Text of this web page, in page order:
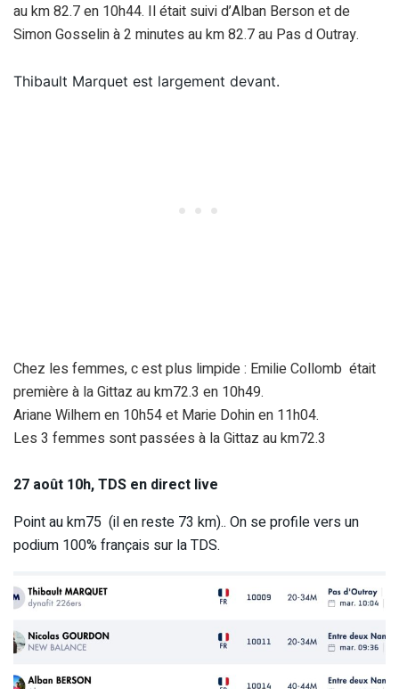
au km 82.7 en 10h44. Il était suivi d’Alban Berson et de
Simon Gosselin à 2 minutes au km 82.7 au Pas d Outray.
Thibault Marquet est largement devant.
Chez les femmes, c est plus limpide : Emilie Collomb était
première à la Gittaz au km72.3 en 10h49.
Ariane Wilhem en 10h54 et Marie Dohin en 11h04.
Les 3 femmes sont passées à la Gittaz au km72.3
27 août 10h, TDS en direct live
Point au km75 (il en reste 73 km).. On se profile vers un
podium 100% français sur la TDS.